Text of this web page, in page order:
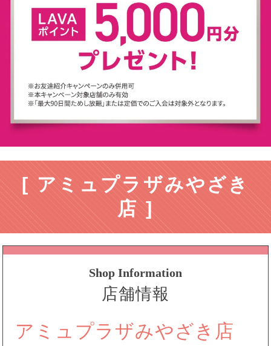
[ アミュプラザみやざき
店 ]
Shop Information
店舗情報
アミュプラザみやざき店